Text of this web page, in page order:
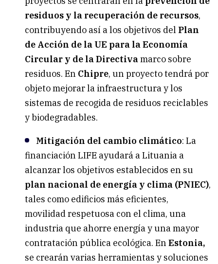
residuos y la recuperación de recursos,
contribuyendo así a los objetivos del Plan
de Acción de la UE para la Economía
Circular y de la Directivamarco sobre
residuos. En Chipre, un proyecto tendrá por
objeto mejorar la infraestructura y los
sistemas de recogida de residuos reciclables
y biodegradables.
Mitigación del cambio climático: La
financiación LIFE ayudará a Lituania a
alcanzar los objetivos establecidos en su
plan nacional de energía y clima (PNIEC),
tales como edificios más eficientes,
movilidad respetuosa con el clima, una
industria que ahorre energía y una mayor
contratación pública ecológica. En Estonia,
se crearán varias herramientas y soluciones